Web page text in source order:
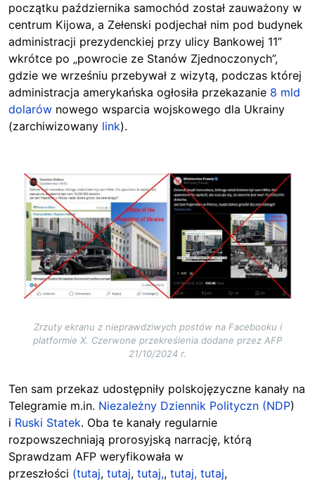
początku października samochód został zauważony w
centrum Kijowa, a Zełenski podjechał nim pod budynek
administracji prezydenckiej przy ulicy Bankowej 11”
wkrótce po „powrocie ze Stanów Zjednoczonych”,
gdzie we wrześniu przebywał z wizytą, podczas której
administracja amerykańska ogłosiła przekazanie 8 mld
dolarów nowego wsparcia wojskowego dla Ukrainy
(zarchiwizowany link).
Image
Zrzuty ekranu z nieprawdziwych postów na Facebooku i
platformie X. Czerwone przekreślenia dodane przez AFP
21/10/2024 r.
Ten sam przekaz udostępniły polskojęzyczne kanały na
Telegramie m.in. Niezależny Dziennik Polityczn (NDP)
i Ruski Statek. Oba te kanały regularnie
rozpowszechniają prorosyjską narrację, którą
Sprawdzam AFP weryfikowała w
przeszłości (tutaj, tutaj, tutaj,, tutaj, tutaj,